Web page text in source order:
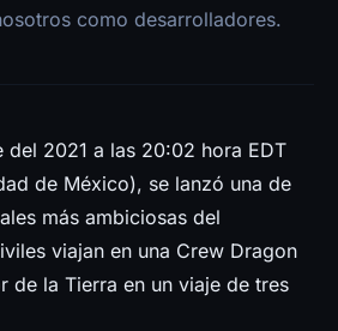
como desarrolladores.
del 2021 a las 20:02 hora EDT
de México), se lanzó una de
más ambiciosas del
viajan en una Crew Dragon
de la Tierra en un viaje de tres